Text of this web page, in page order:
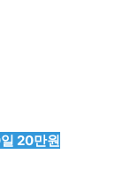
20만원